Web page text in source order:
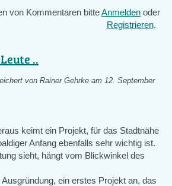
von Kommentaren bitteAnmelden oder
Registrieren.
..
von Rainer Gehrke am 12. September
keimt ein Projekt, für das Stadtnähe
Anfang ebenfalls sehr wichtig ist.
sieht, hängt vom Blickwinkel des
ein erstes Projekt an, das